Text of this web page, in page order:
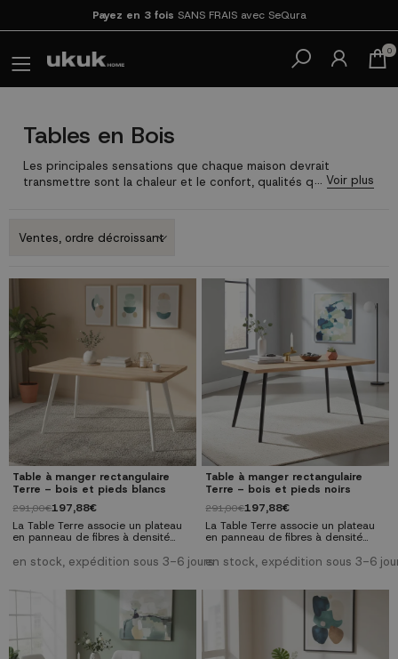
Payez en 3 fois SANS FRAIS avec SeQura
0
Tables en Bois
Les principales sensations que chaque maison devrait
transmettre sont la chaleur et le confort, qualités qui vous
Table à manger rectangulaire
Terre – bois et pieds blancs
291,00€197,88€
La Table Terre associe un plateau
en panneau de fibres à densité
métalliques blancs pour un design
rectangulaire moderne et robuste.
table à manger rectangulaire.
Matériaux : panneau de fibres à
densité moyenne aspect bois;
pieds métalliques blancs. Capacité
: 4–6 convives. Montage : livrée...
en stock, expédition sous 3-6 jours
Table à manger rectangulaire
Terre – bois et pieds noirs
291,00€197,88€
La Table Terre associe un plateau
en panneau de fibres à densité
métalliques noirs pour un design
rectangulaire moderne et robuste.
table à manger rectangulaire.
Matériaux : panneau de fibres à
densité moyenne aspect bois;
pieds métalliques noirs. Capacité :
4–6 convives. Montage : livrée...
en stock, expédition sous 3-6